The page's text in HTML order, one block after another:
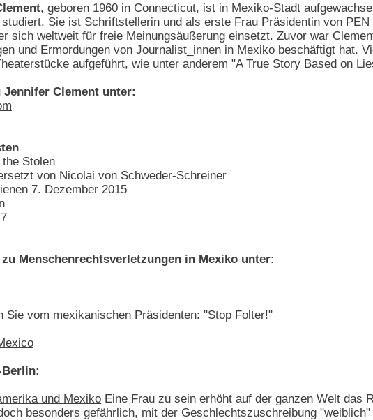
, geboren 1960 in Connecticut, ist in Mexiko-Stadt
Sie ist Schriftstellerin und als erste Frau Präsidentin von PEN
sich weltweit für freie Meinungsäußerung einsetzt. Zuvor war
und Ermordungen von Journalist_innen in Mexiko beschäftigt hat.
aufgeführt, wie unter anderem "A True Story Based on
Clement unter:
Stolen
von Nicolai von Schweder-Schreiner
7. Dezember 2015
Menschenrechtsverletzungen in Mexiko unter:
Sie vom mexikanischen Präsidenten: "Stop Folter!"
Berlin:
und Mexiko Eine Frau zu sein erhöht auf der ganzen Welt das
besonders gefährlich, mit der Geschlechtszuschreibung "weiblich"